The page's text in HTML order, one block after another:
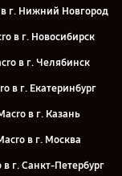
в г. Нижний Новгород
в г. Новосибирск
в г. Челябинск
в г. Екатеринбург
в г. Казань
в г. Москва
г. Санкт-Петербург